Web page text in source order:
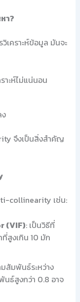
า?
คราะห์ข้อมูล มันจะ
าะห์ไม่แน่นอน
จึงเป็นสิ่งสำคัญ
collinearity เช่น:
(VIF): เป็นวิธีที่
สูงเกิน 10 มัก
สัมพันธ์ระหว่าง
นธ์สูงกว่า 0.8 อาจ